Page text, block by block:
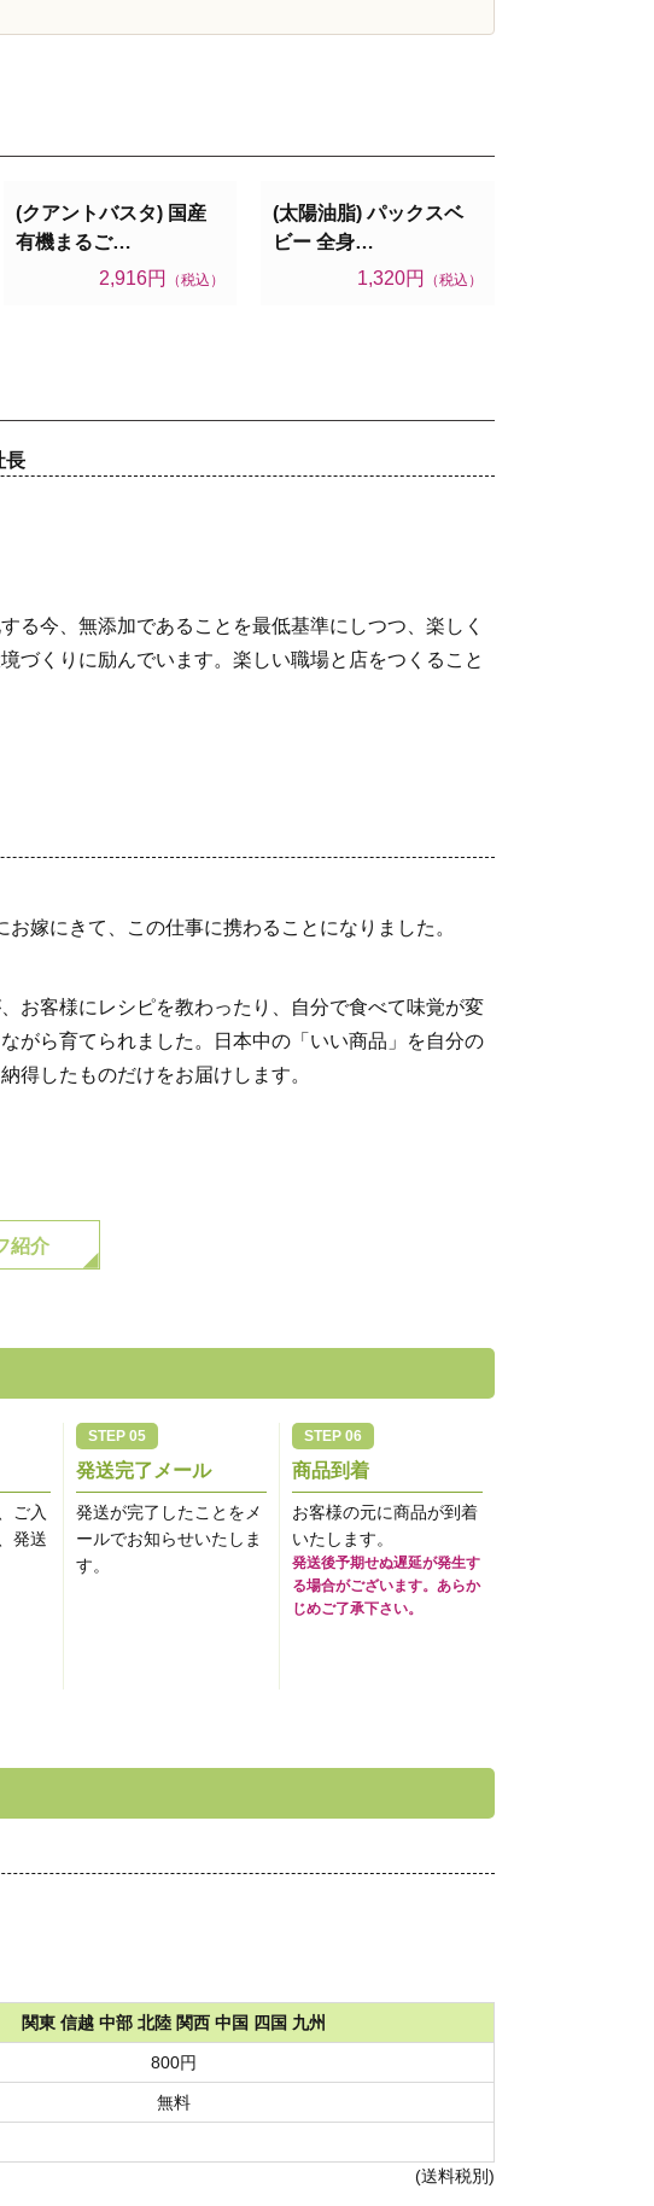
(クアントバスタ) 国産
有機まるご…
2,916円
（税込）
(太陽油脂) パックスベ
ビー 全身…
1,320円
（税込）
長
る今、無添加であることを最低基準にしつつ、楽しく
づくりに励んでいます。楽しい職場と店をつくること
嫁にきて、この仕事に携わることになりました。
お客様にレシピを教わったり、自分で食べて味覚が変
がら育てられました。日本中の「いい商品」を自分の
得したものだけをお届けします。
紹介
ご入
発送
発送完了メール
発送が完了したことをメ
ールでお知らせいたしま
す。
商品到着
お客様の元に商品が到着
いたします。
発送後予期せぬ遅延が発生す
る場合がございます。あらか
じめご了承下さい。
関東 信越 中部 北陸 関西 中国 四国 九州
800円
無料
(送料税別)